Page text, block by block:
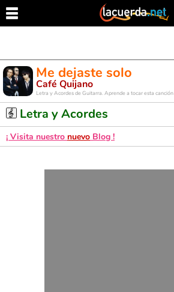
Me dejaste solo
Café Quijano
Letra y Acordes de Guitarra. Aprende a tocar esta canción
Letra y Acordes
¡ Visita nuestro nuevo Blog !